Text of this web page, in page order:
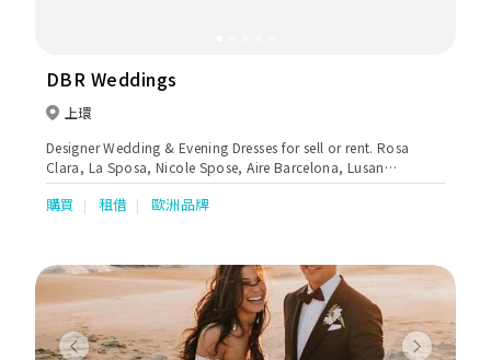
DBR Weddings
上環
Designer Wedding & Evening Dresses for sell or rent. Rosa
Clara, La Sposa, Nicole Spose, Aire Barcelona, Lusan
Mandongus, Mistrelli, Adi Shlomo, Tarik Ediz, St Patrick, Viero
Bridal, Zac Posen For White One, Edward Arsouni
購買 租借 歐洲品牌